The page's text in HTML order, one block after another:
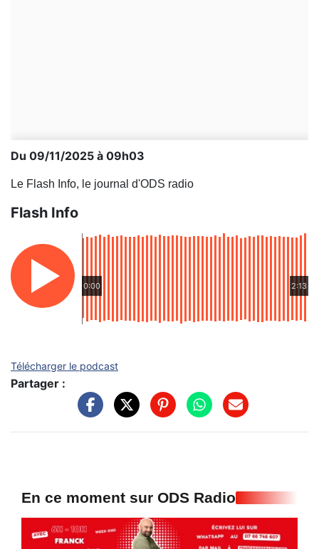
Du 09/11/2025 à 09h03
Le Flash Info, le journal d'ODS radio
Flash Info
0:00 2:13
Télécharger le podcast
Partager :
En ce moment sur ODS Radio